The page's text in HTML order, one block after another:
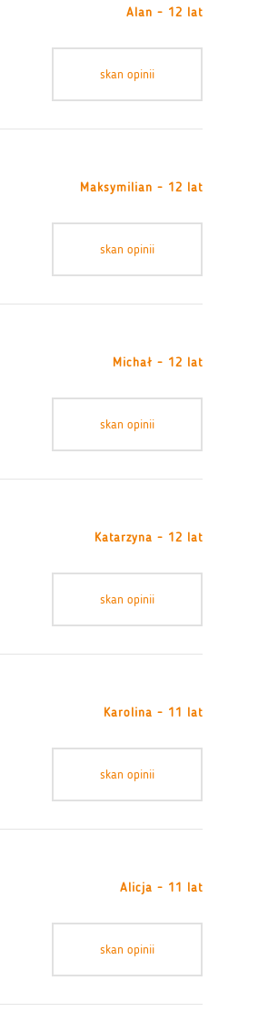
Alan - 12 lat
skan opinii
Maksymilian - 12 lat
skan opinii
Michał - 12 lat
skan opinii
Katarzyna - 12 lat
skan opinii
Karolina - 11 lat
skan opinii
Alicja - 11 lat
skan opinii